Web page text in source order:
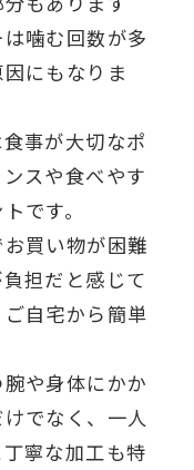
噛む回数が多
にもなりま
事が大切なポ
スや食べやす
です。
買い物が困難
担だと感じて
自宅から簡単
や身体にかか
でなく、一人
寧な加工も特